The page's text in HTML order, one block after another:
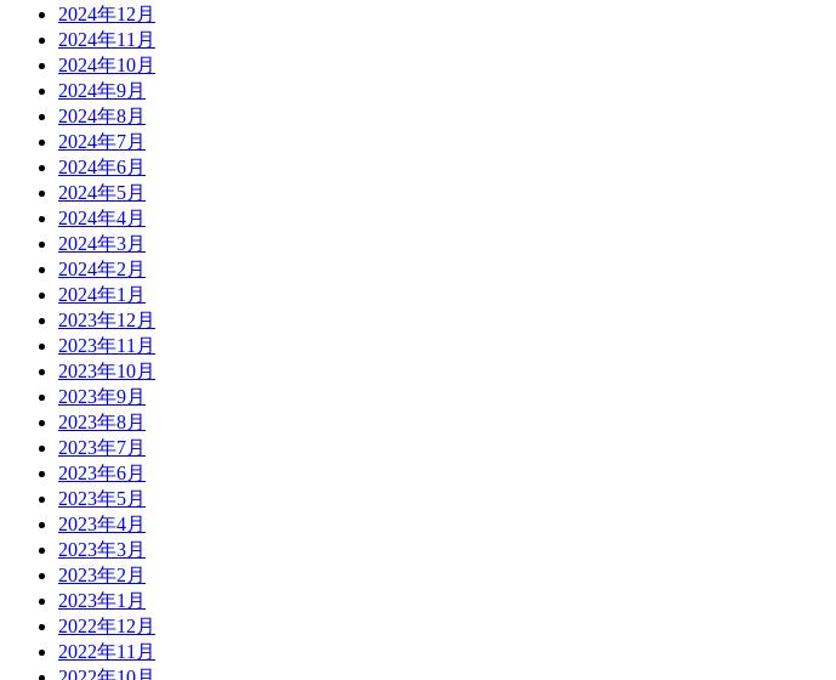
2024年12月
2024年11月
2024年10月
2024年9月
2024年8月
2024年7月
2024年6月
2024年5月
2024年4月
2024年3月
2024年2月
2024年1月
2023年12月
2023年11月
2023年10月
2023年9月
2023年8月
2023年7月
2023年6月
2023年5月
2023年4月
2023年3月
2023年2月
2023年1月
2022年12月
2022年11月